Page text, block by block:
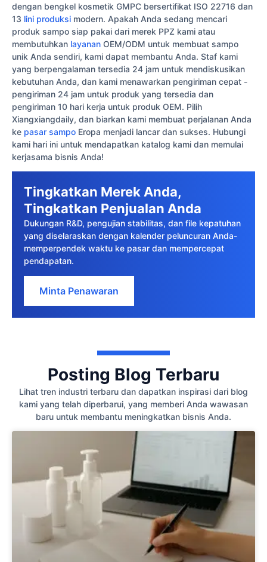
dengan bengkel kosmetik GMPC bersertifikat ISO 22716 dan
13 lini produksi modern. Apakah Anda sedang mencari
produk sampo siap pakai dari merek PPZ kami atau
membutuhkan layanan OEM/ODM untuk membuat sampo
unik Anda sendiri, kami dapat membantu Anda. Staf kami
yang berpengalaman tersedia 24 jam untuk mendiskusikan
kebutuhan Anda, dan kami menawarkan pengiriman cepat -
pengiriman 24 jam untuk produk yang tersedia dan
pengiriman 10 hari kerja untuk produk OEM. Pilih
Xiangxiangdaily, dan biarkan kami membuat perjalanan Anda
ke pasar sampo Eropa menjadi lancar dan sukses. Hubungi
kami hari ini untuk mendapatkan katalog kami dan memulai
kerjasama bisnis Anda!
Tingkatkan Merek Anda,
Tingkatkan Penjualan Anda
Dukungan R&D, pengujian stabilitas, dan file kepatuhan
yang diselaraskan dengan kalender peluncuran Anda-
memperpendek waktu ke pasar dan mempercepat
pendapatan.
Minta Penawaran
Posting Blog Terbaru
Lihat tren industri terbaru dan dapatkan inspirasi dari blog
kami yang telah diperbarui, yang memberi Anda wawasan
baru untuk membantu meningkatkan bisnis Anda.